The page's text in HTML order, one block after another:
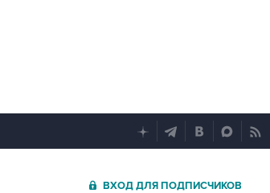
ВХОД ДЛЯ ПОДПИСЧИКОВ